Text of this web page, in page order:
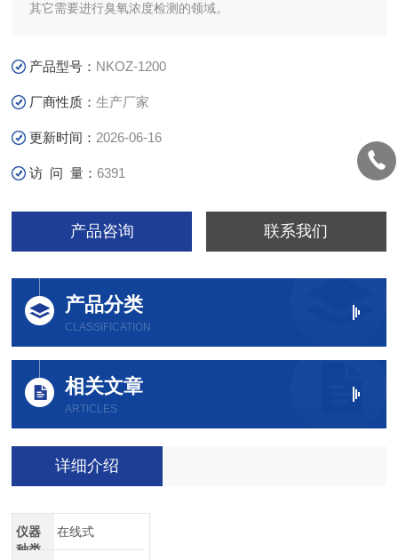
其它需要进行臭氧浓度检测的领域。
产品型号： NKOZ-1200
厂商性质：生产厂家
更新时间： 2026-06-16
访 问 量：6391
产品咨询 联系我们
产品分类
CLASSIFICATION
相关文章
ARTICLES
详细介绍
仪器
种类
在线式